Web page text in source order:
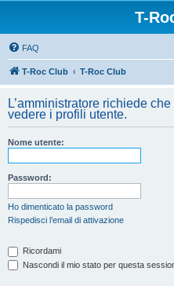
T-
FAQ
T-Roc Club T-Roc Club
L’amministratore richiede
vedere i profili utente.
Nome utente:
Password:
Ho dimenticato la password
Rispedisci l’email di attivazione
Ricordami
Nascondi il mio stato per questa